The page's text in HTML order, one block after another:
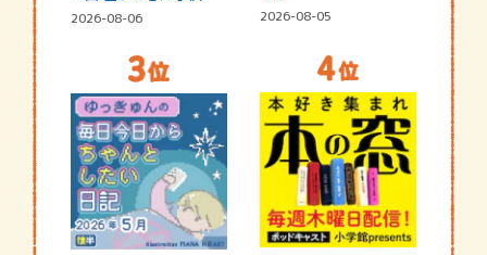
2026-08-06 2026-08-05